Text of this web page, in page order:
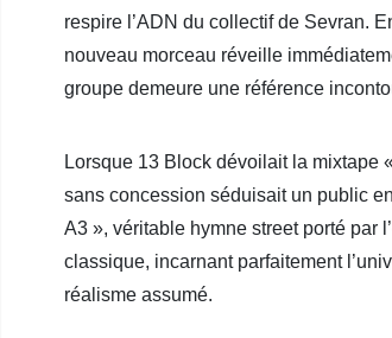
respire l’ADN du collectif de Sevran.
nouveau morceau réveille
groupe demeure une référence
Lorsque 13 Block dévoilait la mixtape
sans concession séduisait un public
A3 », véritable hymne street porté par
classique, incarnant parfaitement
réalisme assumé.